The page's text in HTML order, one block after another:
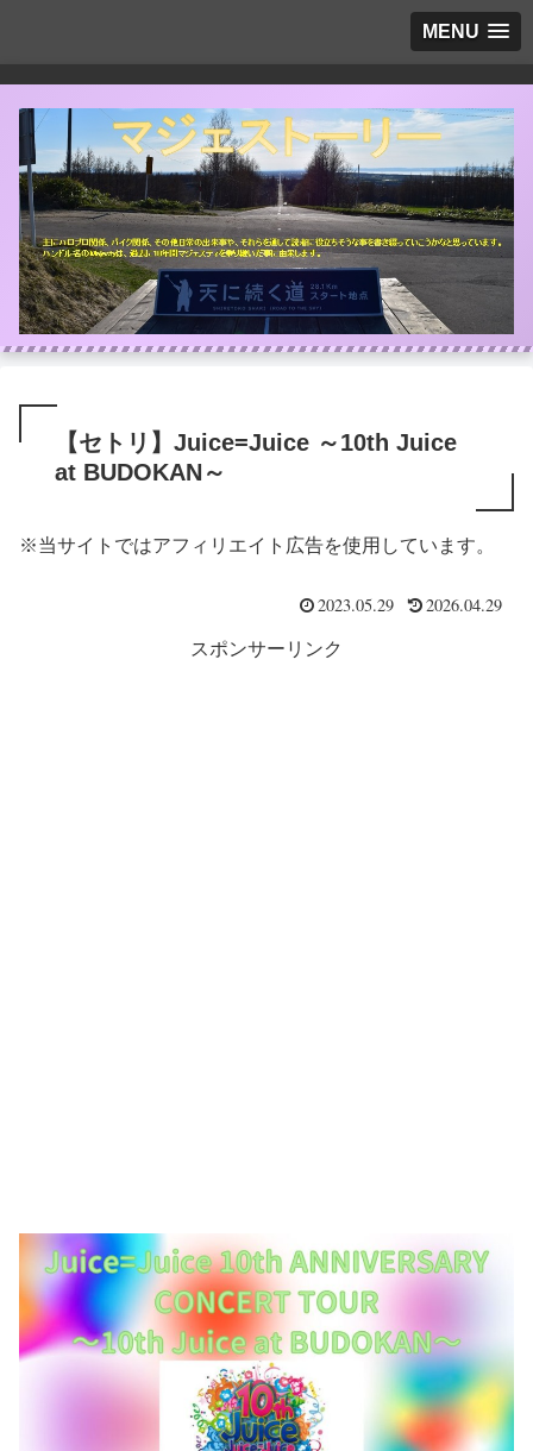
MENU
【セトリ】Juice=Juice ～10th Juice
at BUDOKAN～
※当サイトではアフィリエイト広告を使用しています。
2023.05.29 2026.04.29
スポンサーリンク